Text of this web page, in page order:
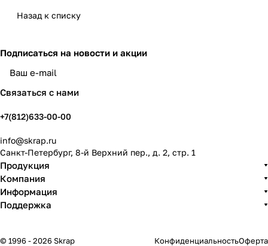
Назад к списку
Подписаться на новости и акции
Связаться с нами
+7(812)633-00-00
info@skrap.ru
Санкт-Петербург, 8-й Верхний пер., д. 2, стр. 1
Продукция
Компания
Информация
Поддержка
© 1996 - 2026 Skrap КонфиденциальностьОферта